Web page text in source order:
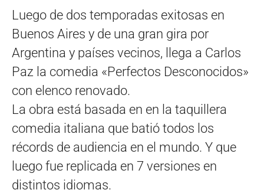
Luego de dos temporadas exitosas en
Buenos Aires y de una gran gira por
Argentina y países vecinos, llega a Carlos
Paz la comedia «Perfectos Desconocidos»
con elenco renovado.
La obra está basada en en la taquillera
comedia italiana que batió todos los
récords de audiencia en el mundo. Y que
luego fue replicada en 7 versiones en
distintos idiomas.